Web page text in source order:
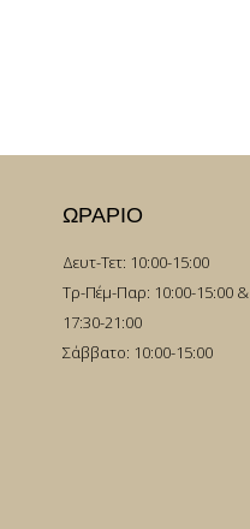
ΩΡΑΡΙΟ
Δευτ-Τετ: 10:00-15:00
Τρ-Πέμ-Παρ: 10:00-15:00 &
17:30-21:00
Σάββατο: 10:00-15:00